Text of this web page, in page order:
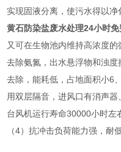
实现固液分离，使污水得以净
黄石防染盐废水处理24小时
又可在生物池内维持高浓度
去除氨氮，出水悬浮物和浊
去除，能耗低，占地面积小6
用双层隔音，进风口有消声
台风机运行寿命30000小时左
（4）抗冲击负荷能力强，耐